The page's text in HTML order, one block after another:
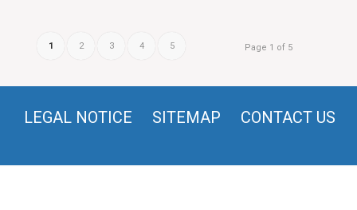
Page 1 of 5
1 2 3 4 5
LEGAL NOTICE SITEMAP CONTACT US